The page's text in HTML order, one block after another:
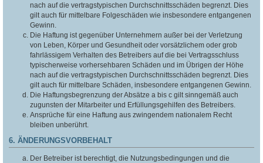
nach auf die vertragstypischen Durchschnittsschäden begrenzt. Dies
gilt auch für mittelbare Folgeschäden wie insbesondere entgangenen
Gewinn.
Die Haftung ist gegenüber Unternehmern außer bei der Verletzung
von Leben, Körper und Gesundheit oder vorsätzlichem oder grob
fahrlässigem Verhalten des Betreibers auf die bei Vertragsschluss
typischerweise vorhersehbaren Schäden und im Übrigen der Höhe
nach auf die vertragstypischen Durchschnittsschäden begrenzt. Dies
gilt auch für mittelbare Schäden, insbesondere entgangenen Gewinn.
Die Haftungsbegrenzung der Absätze a bis c gilt sinngemäß auch
zugunsten der Mitarbeiter und Erfüllungsgehilfen des Betreibers.
Ansprüche für eine Haftung aus zwingendem nationalem Recht
bleiben unberührt.
6. ÄNDERUNGSVORBEHALT
Der Betreiber ist berechtigt, die Nutzungsbedingungen und die